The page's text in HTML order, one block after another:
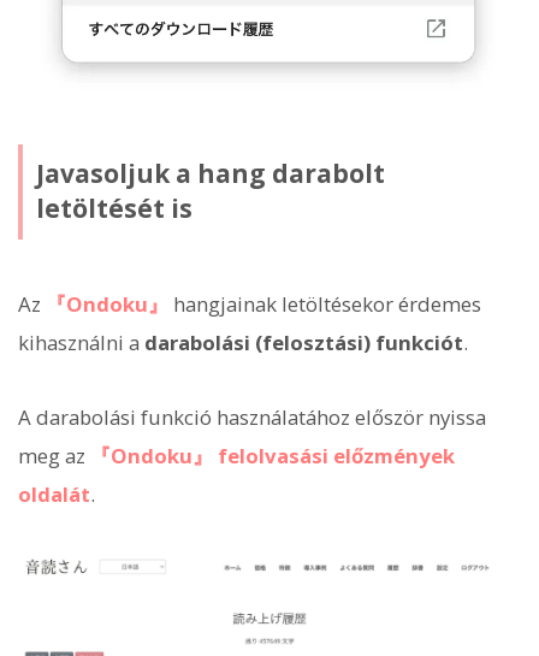
Javasoljuk a hang darabolt
letöltését is
Az 『Ondoku』
hangjainak letöltésekor érdemes
kihasználni a darabolási (felosztási) funkciót.
A darabolási funkció használatához először nyissa
meg az
『Ondoku』
felolvasási előzmények
oldalát.